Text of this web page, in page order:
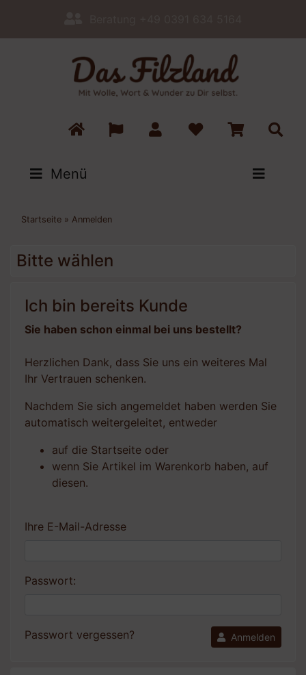
Menü
Startseite » Anmelden
Bitte wählen
Ich bin bereits Kunde
Sie haben schon einmal bei uns bestellt?
Herzlichen Dank, dass Sie uns ein weiteres Mal
Ihr Vertrauen schenken.
Nachdem Sie sich angemeldet haben werden Sie
automatisch weitergeleitet, entweder
auf die Startseite oder
wenn Sie Artikel im Warenkorb haben, auf
diesen.
Ihre E-Mail-Adresse
Passwort:
Passwort vergessen? Anmelden